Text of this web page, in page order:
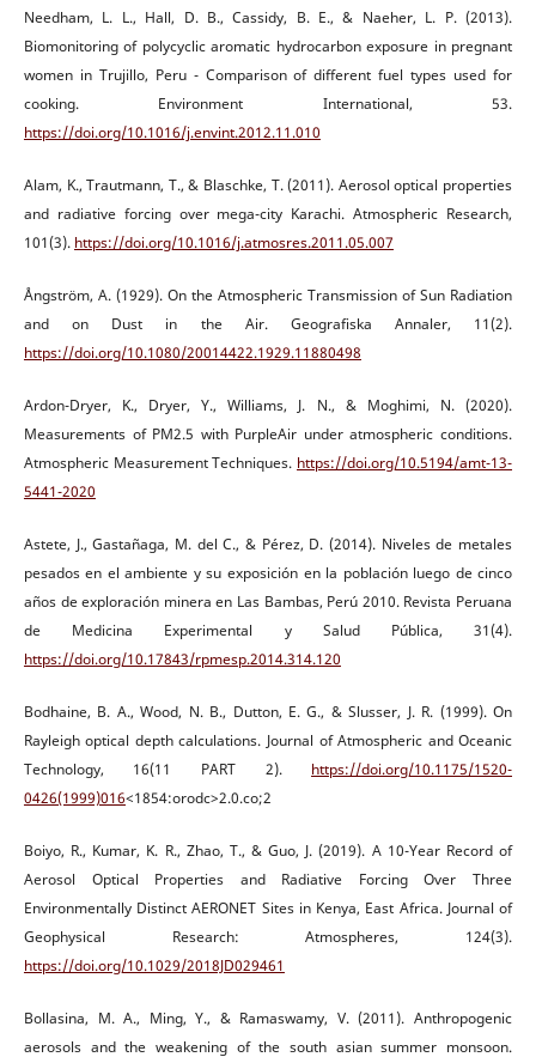
Needham, L. L., Hall, D. B., Cassidy, B. E., & Naeher, L. P. (2013).
Biomonitoring of polycyclic aromatic hydrocarbon exposure in pregnant
women in Trujillo, Peru - Comparison of different fuel types used for
cooking. Environment International, 53.
https://doi.org/10.1016/j.envint.2012.11.010
Alam, K., Trautmann, T., & Blaschke, T. (2011). Aerosol optical properties
and radiative forcing over mega-city Karachi. Atmospheric Research,
101(3). https://doi.org/10.1016/j.atmosres.2011.05.007
Ångström, A. (1929). On the Atmospheric Transmission of Sun Radiation
and on Dust in the Air. Geografiska Annaler, 11(2).
https://doi.org/10.1080/20014422.1929.11880498
Ardon-Dryer, K., Dryer, Y., Williams, J. N., & Moghimi, N. (2020).
Measurements of PM2.5 with PurpleAir under atmospheric conditions.
Atmospheric Measurement Techniques. https://doi.org/10.5194/amt-13-
5441-2020
Astete, J., Gastañaga, M. del C., & Pérez, D. (2014). Niveles de metales
pesados en el ambiente y su exposición en la población luego de cinco
años de exploración minera en Las Bambas, Perú 2010. Revista Peruana
de Medicina Experimental y Salud Pública, 31(4).
https://doi.org/10.17843/rpmesp.2014.314.120
Bodhaine, B. A., Wood, N. B., Dutton, E. G., & Slusser, J. R. (1999). On
Rayleigh optical depth calculations. Journal of Atmospheric and Oceanic
Technology, 16(11 PART 2). https://doi.org/10.1175/1520-
0426(1999)016<1854:orodc>2.0.co;2
Boiyo, R., Kumar, K. R., Zhao, T., & Guo, J. (2019). A 10-Year Record of
Aerosol Optical Properties and Radiative Forcing Over Three
Environmentally Distinct AERONET Sites in Kenya, East Africa. Journal of
Geophysical Research: Atmospheres, 124(3).
https://doi.org/10.1029/2018JD029461
Bollasina, M. A., Ming, Y., & Ramaswamy, V. (2011). Anthropogenic
aerosols and the weakening of the south asian summer monsoon.